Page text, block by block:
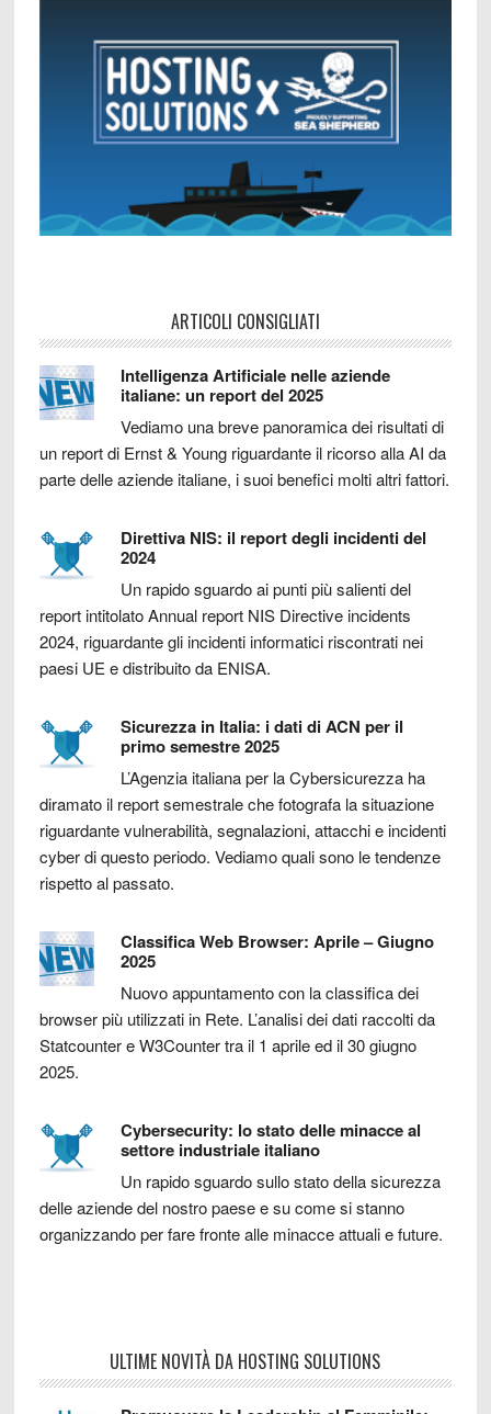
ARTICOLI CONSIGLIATI
Intelligenza Artificiale nelle aziende
italiane: un report del 2025
Vediamo una breve panoramica dei risultati di
un report di Ernst & Young riguardante il ricorso alla AI da
parte delle aziende italiane, i suoi benefici molti altri fattori.
Direttiva NIS: il report degli incidenti del
2024
Un rapido sguardo ai punti più salienti del
report intitolato Annual report NIS Directive incidents
2024, riguardante gli incidenti informatici riscontrati nei
paesi UE e distribuito da ENISA.
Sicurezza in Italia: i dati di ACN per il
primo semestre 2025
L’Agenzia italiana per la Cybersicurezza ha
diramato il report semestrale che fotografa la situazione
riguardante vulnerabilità, segnalazioni, attacchi e incidenti
cyber di questo periodo. Vediamo quali sono le tendenze
rispetto al passato.
Classifica Web Browser: Aprile – Giugno
2025
Nuovo appuntamento con la classifica dei
browser più utilizzati in Rete. L’analisi dei dati raccolti da
Statcounter e W3Counter tra il 1 aprile ed il 30 giugno
2025.
Cybersecurity: lo stato delle minacce al
settore industriale italiano
Un rapido sguardo sullo stato della sicurezza
delle aziende del nostro paese e su come si stanno
organizzando per fare fronte alle minacce attuali e future.
ULTIME NOVITÀ DA HOSTING SOLUTIONS